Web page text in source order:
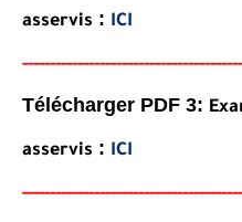
asservis : ICI
-------------------------
Télécharger PDF 3:
asservis : ICI
-------------------------